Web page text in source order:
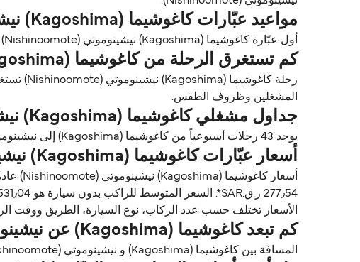
مواعيد عبّارات كاغوشيما (Kagoshima) نيشينوموتي (Nishinoomote)
أول عبّارة كاغوشيما (Kagoshima) نيشينوموتي (Nishinoomote) عادةً تغادر من كاغوشيما (Kagoshima) حوالي 07:30. وآخر عبّارة تغادر عادةً 16:45.
كم تستغرق الرحلة من كاغوشيما (Kagoshima) إلى نيشينوموتي (Nishinoomote)؟
المشغلين وظروف الطقس.
جداول مشغلي كاغوشيما (Kagoshima) نيشينوموتي (Nishinoomote)
يوجد 43 رحلات أسبوعياً من كاغوشيما (Kagoshima) إلى نيشينوموتي (Nishinoomote) مع Tane Yaku Jetfoil. الجداول قد تتغير حسب الموسم.
أسعار عبّارات كاغوشيما (Kagoshima) نيشينوموتي (Nishinoomote)
277٫54 ر.ق.‏SAR*. السعر المتوسط للراكب بدون سيارة هو SAR531٫04 ر.ق.‏SAR*.
الأسعار تختلف حسب عدد الركاب، نوع السيارة، الطريق ووقت الرحلة. الأسعار مأخوذة من آخر 30
كم تبعد كاغوشيما (Kagoshima) عن نيشينوموتي (Nishinoomote)؟
المسافة بين كاغوشيما (Kagoshima) و نيشينوموتي (Nishinoomote) تقريباً 48٫8 ميل (78٫5 كم) أو 42 ميل بحري.